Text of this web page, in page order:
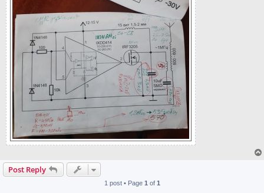
Post Reply
1 post • Page 1 of 1